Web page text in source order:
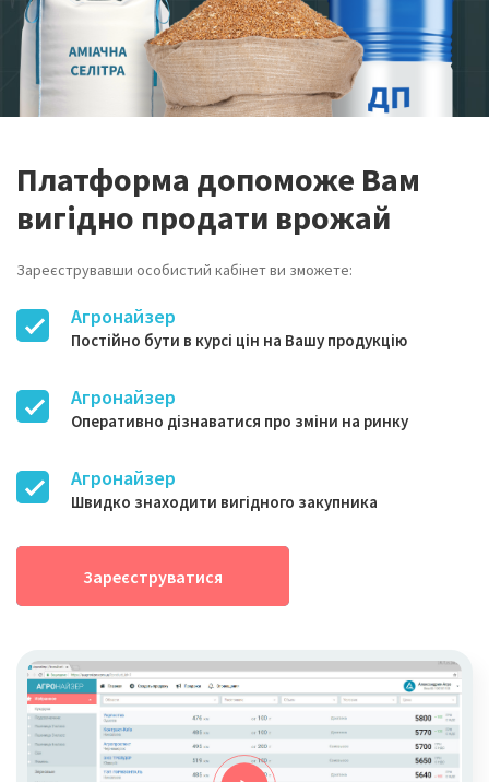
Платформа допоможе Вам
вигідно продати врожай
Зареєструвавши особистий кабінет ви зможете:
Агронайзер
Постійно бути в курсі цін на Вашу продукцію
Агронайзер
Оперативно дізнаватися про зміни на ринку
Агронайзер
Швидко знаходити вигідного закупника
Зареєструватися